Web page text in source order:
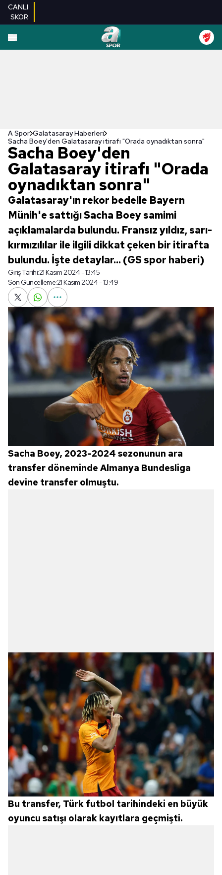
CANLI
SKOR
A Spor Galatasaray Haberleri
Sacha Boey'den Galatasaray itirafı "Orada oynadıktan sonra"
Sacha Boey'den
Galatasaray itirafı "Orada
oynadıktan sonra"
Galatasaray'ın rekor bedelle Bayern
Münih'e sattığı Sacha Boey samimi
açıklamalarda bulundu. Fransız yıldız, sarı-
kırmızılılar ile ilgili dikkat çeken bir itirafta
bulundu. İşte detaylar... (GS spor haberi)
Giriş Tarihi:21 Kasım 2024 - 13:45
Son Güncelleme:21 Kasım 2024 - 13:49
Sacha Boey, 2023-2024 sezonunun ara
transfer döneminde Almanya Bundesliga
devine transfer olmuştu.
Bu transfer, Türk futbol tarihindeki en büyük
oyuncu satışı olarak kayıtlara geçmişti.